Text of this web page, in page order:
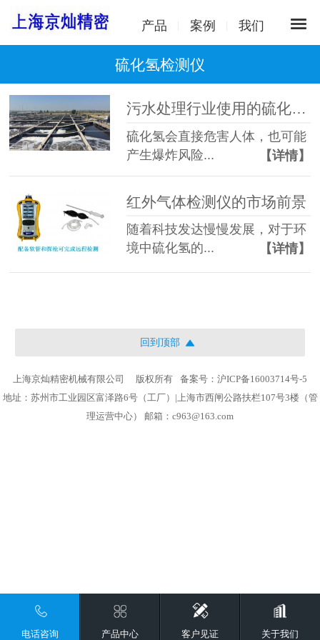
产品 案例 我们
硫化氢检测仪
污水处理行业使用的硫化氢检测仪
硫化氢会直接危害人体，也可能
产生爆炸风险...
【详情】
红外气体检测仪的市场前景
随着科技发达慢慢发展，对于环
境中硫化氢的...
【详情】
回到顶部
上海京灿精密机械有限公司 版权所有
备案号：沪ICP备16003714号-5
地址：苏州市工业园区富泽路6号（工厂）|上海市西闸公路扶栏107号3楼（管
理运营中心） 邮箱：c963@163.com
电话咨询 产品中心 客户见证 关于我们